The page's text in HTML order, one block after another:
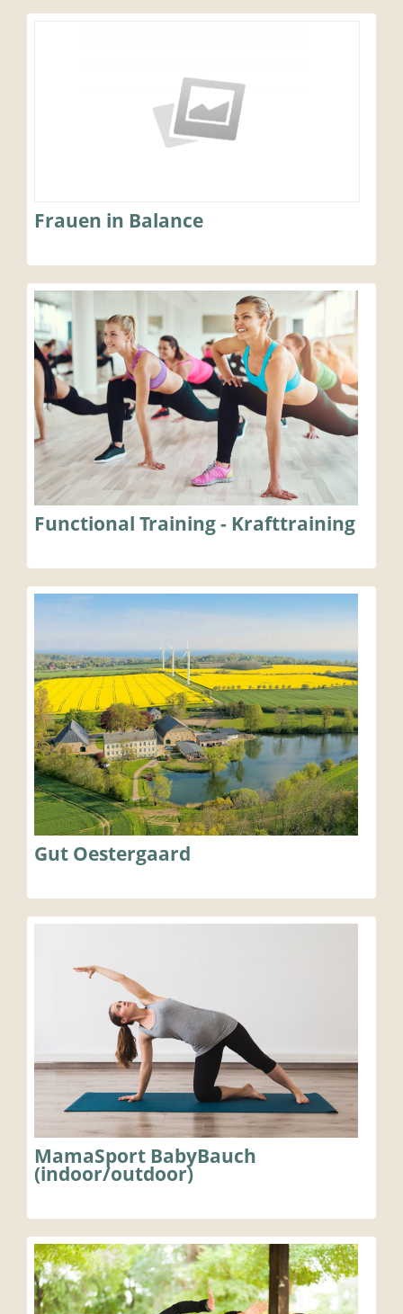
Frauen in Balance
Functional Training - Krafttraining
Gut Oestergaard
MamaSport BabyBauch
(indoor/outdoor)